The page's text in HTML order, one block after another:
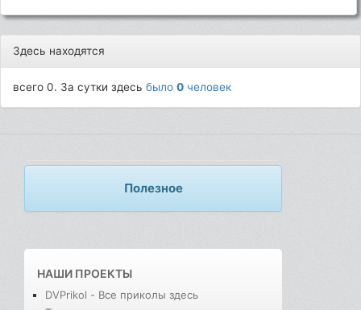
Здесь находятся
всего 0. За сутки здесьбыло0 человек
Полезное
НАШИ ПРОЕКТЫ
DVPrikol - Все приколы здесь